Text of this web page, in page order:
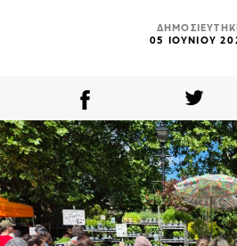
05 ΙΟΥΝΙΟΥ